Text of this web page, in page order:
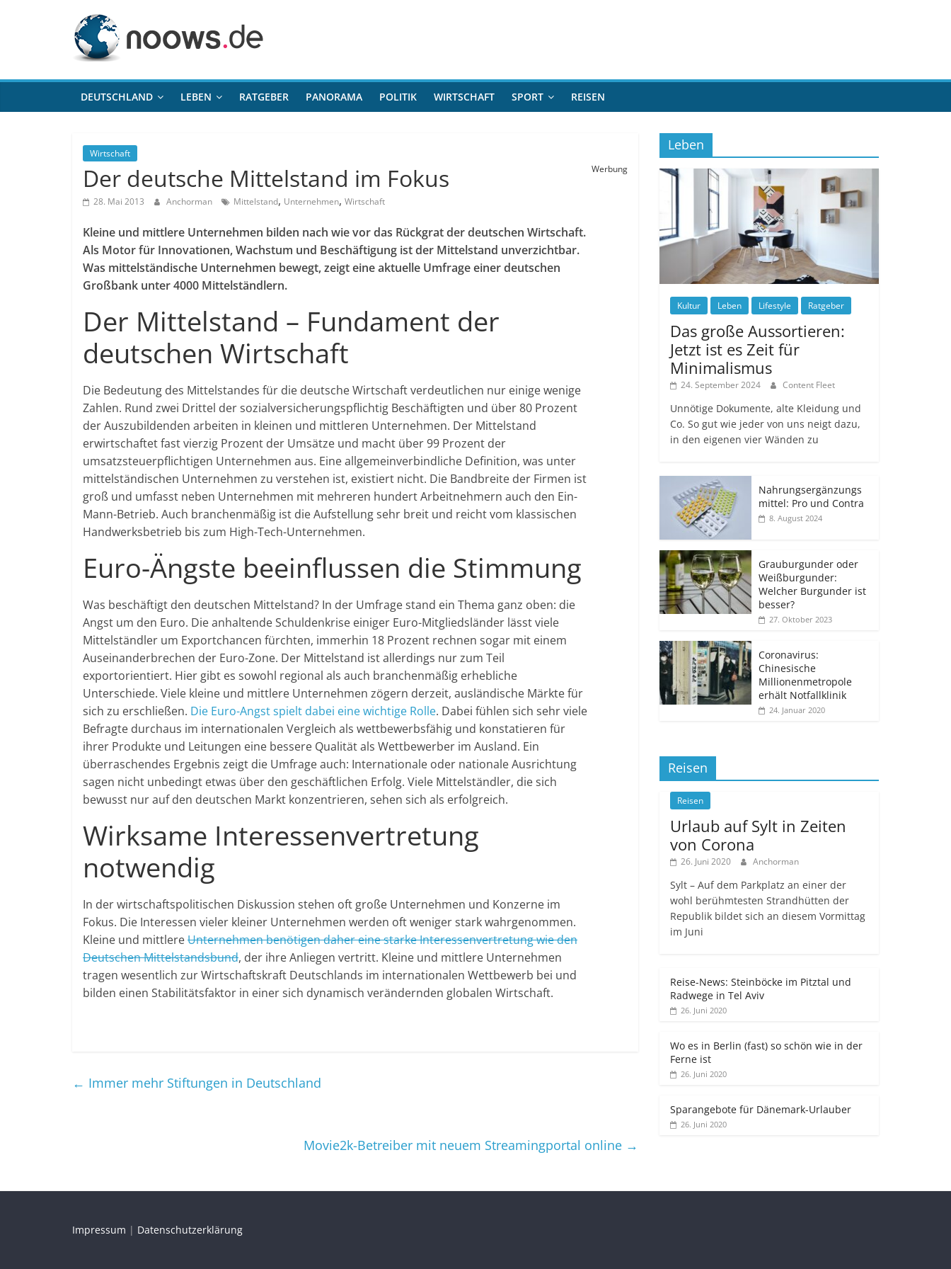
noows.de
DEUTSCHLAND LEBEN RATGEBER PANORAMA POLITIK WIRTSCHAFT SPORT REISEN
Wirtschaft
Der deutsche Mittelstand im Fokus Werbung
28. Mai 2013 Anchorman Mittelstand, Unternehmen, Wirtschaft
Kleine und mittlere Unternehmen bilden nach wie vor das Rückgrat der deutschen Wirtschaft.
Als Motor für Innovationen, Wachstum und Beschäftigung ist der Mittelstand unverzichtbar.
Was mittelständische Unternehmen bewegt, zeigt eine aktuelle Umfrage einer deutschen
Großbank unter 4000 Mittelständlern.
Der Mittelstand – Fundament der
deutschen Wirtschaft
Die Bedeutung des Mittelstandes für die deutsche Wirtschaft verdeutlichen nur einige wenige
Zahlen. Rund zwei Drittel der sozialversicherungspflichtig Beschäftigten und über 80 Prozent
der Auszubildenden arbeiten in kleinen und mittleren Unternehmen. Der Mittelstand
erwirtschaftet fast vierzig Prozent der Umsätze und macht über 99 Prozent der
umsatzsteuerpflichtigen Unternehmen aus. Eine allgemeinverbindliche Definition, was unter
mittelständischen Unternehmen zu verstehen ist, existiert nicht. Die Bandbreite der Firmen ist
groß und umfasst neben Unternehmen mit mehreren hundert Arbeitnehmern auch den Ein-
Mann-Betrieb. Auch branchenmäßig ist die Aufstellung sehr breit und reicht vom klassischen
Handwerksbetrieb bis zum High-Tech-Unternehmen.
Euro-Ängste beeinflussen die Stimmung
Was beschäftigt den deutschen Mittelstand? In der Umfrage stand ein Thema ganz oben: die
Angst um den Euro. Die anhaltende Schuldenkrise einiger Euro-Mitgliedsländer lässt viele
Mittelständler um Exportchancen fürchten, immerhin 18 Prozent rechnen sogar mit einem
Auseinanderbrechen der Euro-Zone. Der Mittelstand ist allerdings nur zum Teil
exportorientiert. Hier gibt es sowohl regional als auch branchenmäßig erhebliche
Unterschiede. Viele kleine und mittlere Unternehmen zögern derzeit, ausländische Märkte für
sich zu erschließen. Die Euro-Angst spielt dabei eine wichtige Rolle. Dabei fühlen sich sehr viele
Befragte durchaus im internationalen Vergleich als wettbewerbsfähig und konstatieren für
ihrer Produkte und Leitungen eine bessere Qualität als Wettbewerber im Ausland. Ein
überraschendes Ergebnis zeigt die Umfrage auch: Internationale oder nationale Ausrichtung
sagen nicht unbedingt etwas über den geschäftlichen Erfolg. Viele Mittelständler, die sich
bewusst nur auf den deutschen Markt konzentrieren, sehen sich als erfolgreich.
Wirksame Interessenvertretung
notwendig
In der wirtschaftspolitischen Diskussion stehen oft große Unternehmen und Konzerne im
Fokus. Die Interessen vieler kleiner Unternehmen werden oft weniger stark wahrgenommen.
Kleine und mittlereUnternehmen benötigen daher eine starke Interessenvertretung wie den
Deutschen Mittelstandsbund, der ihre Anliegen vertritt. Kleine und mittlere Unternehmen
tragen wesentlich zur Wirtschaftskraft Deutschlands im internationalen Wettbewerb bei und
bilden einen Stabilitätsfaktor in einer sich dynamisch verändernden globalen Wirtschaft.
← Immer mehr Stiftungen in Deutschland
Movie2k-Betreiber mit neuem Streamingportal online →
Leben
Kultur Leben Lifestyle Ratgeber
Das große Aussortieren:
Jetzt ist es Zeit für
Minimalismus
24. September 2024 Content Fleet
Unnötige Dokumente, alte Kleidung und
Co. So gut wie jeder von uns neigt dazu,
in den eigenen vier Wänden zu
Nahrungsergänzungs
mittel: Pro und Contra
8. August 2024
Grauburgunder oder
Weißburgunder:
Welcher Burgunder ist
besser?
27. Oktober 2023
Coronavirus:
Chinesische
Millionenmetropole
erhält Notfallklinik
24. Januar 2020
Reisen
Reisen
Urlaub auf Sylt in Zeiten
von Corona
26. Juni 2020 Anchorman
Sylt – Auf dem Parkplatz an einer der
wohl berühmtesten Strandhütten der
Republik bildet sich an diesem Vormittag
im Juni
Reise-News: Steinböcke im Pitztal und
Radwege in Tel Aviv
26. Juni 2020
Wo es in Berlin (fast) so schön wie in der
Ferne ist
26. Juni 2020
Sparangebote für Dänemark-Urlauber
26. Juni 2020
Impressum | Datenschutzerklärung